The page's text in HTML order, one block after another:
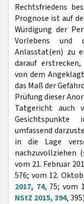
Rechtsfriedens
Prognose ist auf
Würdigung der
Vorlebens und
Anlasstat(en) zu
darauf
von dem
das Maß der
Prüfung dieser
Tatgericht auch
umfassend
in die Lage
nachzuvollziehen
vom 21. Februar
576; vom 12.
2017, 74, 75; vom
NStZ 2015, 394,